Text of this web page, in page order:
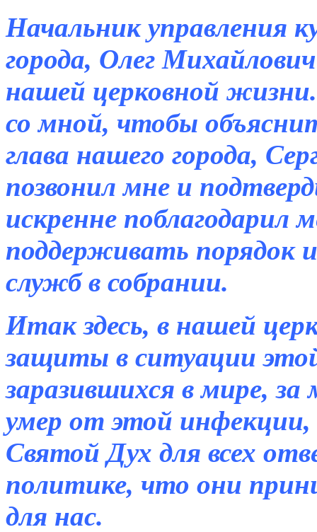
Начальник управления
города, Олег
нашей церковной
со мной, чтобы
глава нашего города,
позвонил мне и
искренне поблагодарил
поддерживать порядок
служб в собрании.
Итак здесь, в нашей
защиты в ситуации
заразившихся в мире, за
умер от этой
Святой Дух для всех
политике, что они
для нас.